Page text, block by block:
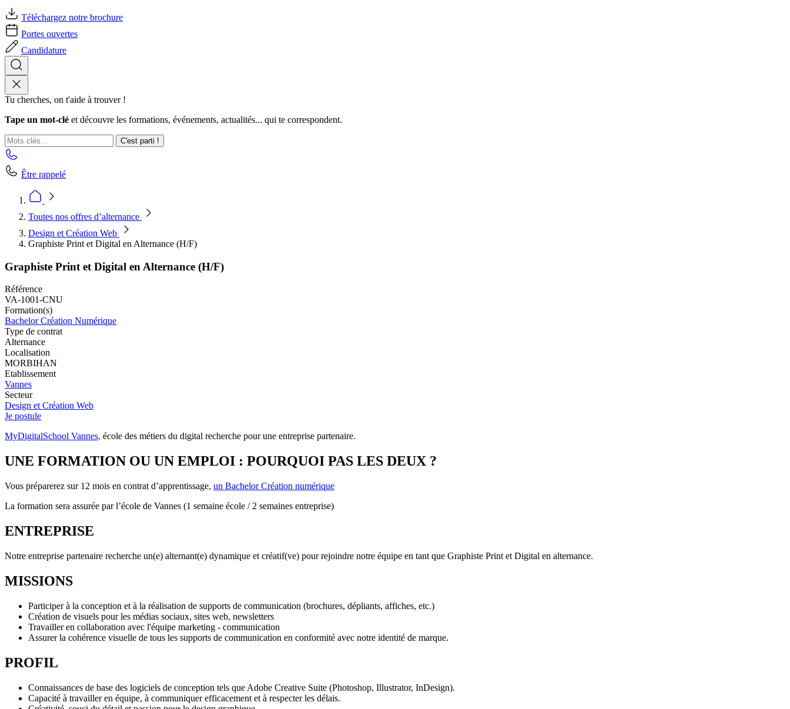
Téléchargez notre brochure
Portes ouvertes
Candidature
Tu cherches, on t'aide à trouver !
Tape un mot-clé et découvre les formations, événements, actualités... qui te correspondent.
C'est parti !
Être rappelé
Toutes nos offres d’alternance
Design et Création Web
Graphiste Print et Digital en Alternance (H/F)
Graphiste Print et Digital en Alternance (H/F)
Référence
VA-1001-CNU
Formation(s)
Bachelor Création Numérique
Type de contrat
Alternance
Localisation
MORBIHAN
Etablissement
Vannes
Secteur
Design et Création Web
Je postule
MyDigitalSchool Vannes, école des métiers du digital recherche pour une entreprise partenaire.
UNE FORMATION OU UN EMPLOI : POURQUOI PAS LES DEUX ?
Vous préparerez sur 12 mois en contrat d’apprentissage, un Bachelor Création numérique
La formation sera assurée par l’école de Vannes (1 semaine école / 2 semaines entreprise)
ENTREPRISE
Notre entreprise partenaire recherche un(e) alternant(e) dynamique et créatif(ve) pour rejoindre notre équipe en tant que Graphiste Print et Digital en alternance.
MISSIONS
Participer à la conception et à la réalisation de supports de communication (brochures, dépliants, affiches, etc.)
Création de visuels pour les médias sociaux, sites web, newsletters
Travailler en collaboration avec l'équipe marketing - communication
Assurer la cohérence visuelle de tous les supports de communication en conformité avec notre identité de marque.
PROFIL
Connaissances de base des logiciels de conception tels que Adobe Creative Suite (Photoshop, Illustrator, InDesign).
Capacité à travailler en équipe, à communiquer efficacement et à respecter les délais.